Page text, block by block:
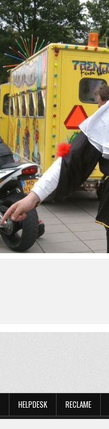
HELPDESK RECLAME